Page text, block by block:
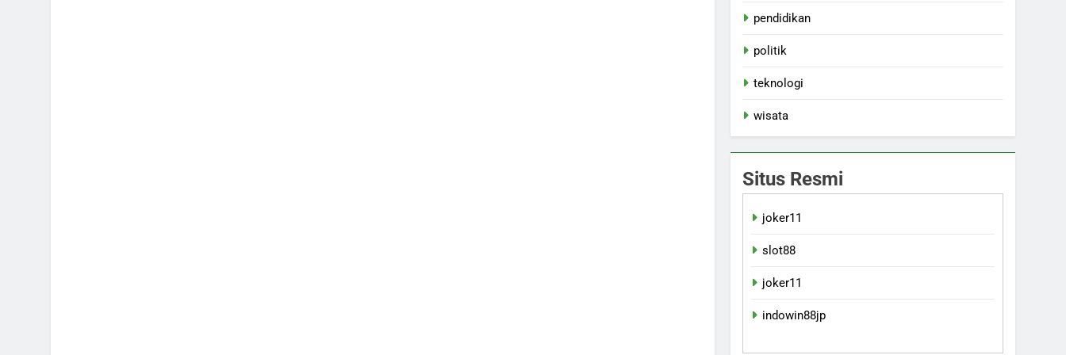
pendidikan
politik
teknologi
wisata
Situs Resmi
joker11
slot88
joker11
indowin88jp